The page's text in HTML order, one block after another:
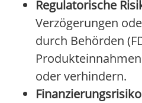
Regulatorische
Verzögerungen
durch Behörden
oder verhindern.